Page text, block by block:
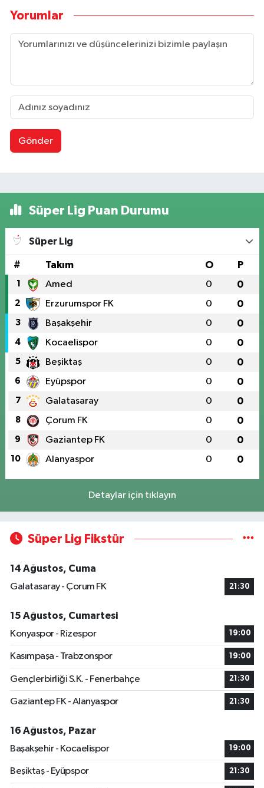
Yorumlar
Gönder
Süper Lig Puan Durumu
Süper Lig
# Takım O P
1 Amed 0 0
2 Erzurumspor FK 0 0
3 Başakşehir 0 0
4 Kocaelispor 0 0
5 Beşiktaş 0 0
6 Eyüpspor 0 0
7 Galatasaray 0 0
8 Çorum FK 0 0
9 Gaziantep FK 0 0
10 Alanyaspor 0 0
Detaylar için tıklayın
Süper Lig Fikstür
14 Ağustos, Cuma
Galatasaray - Çorum FK
21:30
15 Ağustos, Cumartesi
Konyaspor - Rizespor
19:00
Kasımpaşa - Trabzonspor 19:00
Gençlerbirliği S.K. - Fenerbahçe 21:30
Gaziantep FK - Alanyaspor 21:30
16 Ağustos, Pazar
Başakşehir - Kocaelispor
19:00
Beşiktaş - Eyüpspor 21:30